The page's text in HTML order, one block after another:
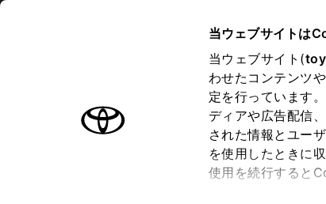
当ウェブサイトは
当ウェブサイト(
わせたコンテンツ
定を行っています
ディアや広告配信
された情報とユー
を使用したときに
使用を続行すると
オーナーサポート トピックス
現
該
北海道
トヨタ認定中古車
トヨタ認定中古車の魅力 3